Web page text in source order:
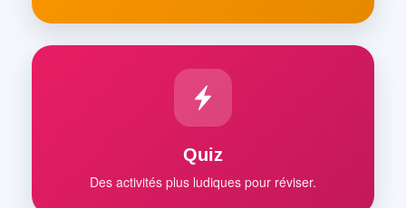
Quiz
Des activités plus ludiques pour réviser.